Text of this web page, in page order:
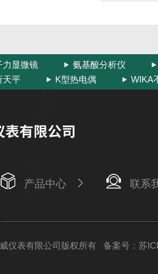
力显微镜
氨基酸分析仪
天平
K型热电偶 WIKA
产品中心 联系
仪表有限公司版权所有 备案号：苏